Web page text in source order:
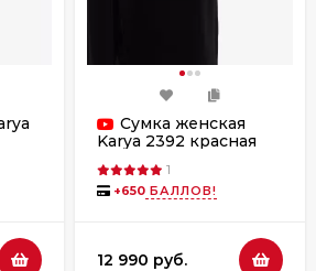
Сумка женская
Karya 2392 красная
1
+650 БАЛЛОВ!
12 990 руб.